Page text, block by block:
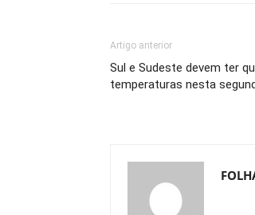
Artigo anterior
Sul e Sudeste devem ter
temperaturas nesta